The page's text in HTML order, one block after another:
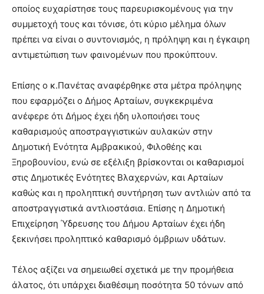
οποίος ευχαρίστησε τους παρευρισκομένους για την
συμμετοχή τους και τόνισε, ότι κύριο μέλημα όλων
πρέπει να είναι ο συντονισμός, η πρόληψη και η έγκαιρη
αντιμετώπιση των φαινομένων που προκύπτουν.
Επίσης ο κ.Πανέτας αναφέρθηκε στα μέτρα πρόληψης
που εφαρμόζει ο Δήμος Αρταίων, συγκεκριμένα
ανέφερε ότι Δήμος έχει ήδη υλοποιήσει τους
καθαρισμούς αποστραγγιστικών αυλακών στην
Δημοτική Ενότητα Αμβρακικού, Φιλοθέης και
Ξηροβουνίου, ενώ σε εξέλιξη βρίσκονται οι καθαρισμοί
στις Δημοτικές Ενότητες Βλαχερνών, και Αρταίων
καθώς και η προληπτική συντήρηση των αντλιών από τα
αποστραγγιστικά αντλιοστάσια. Επίσης η Δημοτική
Επιχείρηση Ύδρευσης του Δήμου Αρταίων έχει ήδη
ξεκινήσει προληπτικό καθαρισμό όμβριων υδάτων.
Τέλος αξίζει να σημειωθεί σχετικά με την προμήθεια
άλατος, ότι υπάρχει διαθέσιμη ποσότητα 50 τόνων από